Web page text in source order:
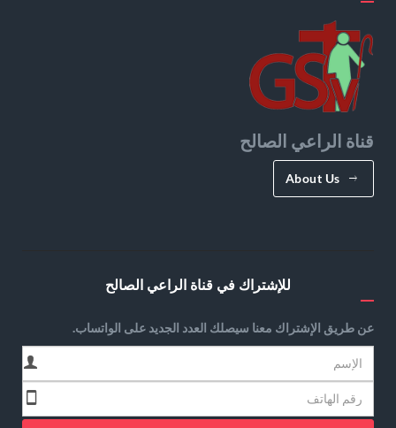
قناة الراعي الصالح
About Us
للإشتراك في قناة الراعي الصالح
عن طريق الإشتراك معنا سيصلك العدد الجديد على الواتساب.